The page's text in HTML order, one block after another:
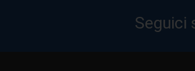
Seguici